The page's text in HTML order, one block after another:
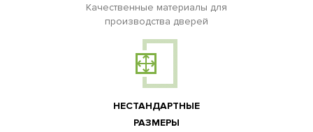
Качественные материалы для
производства дверей
НЕСТАНДАРТНЫЕ
РАЗМЕРЫ